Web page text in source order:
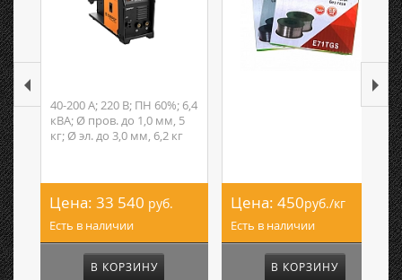
40-200 А; 220 В; ПН 60%; 6,4
кВА; Ø пров. до 1,0 мм, 5
кг; Ø эл. до 3,0 мм, 6,2 кг
Цена: 33 540 руб.
Есть в наличии
В КОРЗИНУ
Цена: 450руб./кг
Есть в наличии
В КОРЗИНУ